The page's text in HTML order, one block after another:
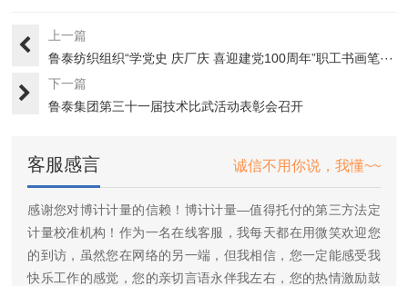
上一篇
鲁泰纺织组织“学党史 庆厂庆 喜迎建党100周年”职工书画笔···
下一篇
鲁泰集团第三十一届技术比武活动表彰会召开
客服感言 诚信不用你说，我懂~~
感谢您对博计计量的信赖！博计计量—值得托付的第三方法定
计量校准机构！作为一名在线客服，我每天都在用微笑欢迎您
的到访，虽然您在网络的另一端，但我相信，您一定能感受我
快乐工作的感觉，您的亲切言语永伴我左右，您的热情激励鼓